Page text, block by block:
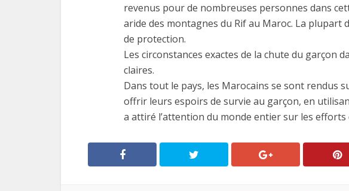
revenus pour de nombreuses personnes dans
aride des montagnes du Rif au Maroc. La plupart
de protection.
Les circonstances exactes de la chute du garçon
claires.
Dans tout le pays, les Marocains se sont rendus
offrir leurs espoirs de survie au garçon, en
a attiré l’attention du monde entier sur les efforts